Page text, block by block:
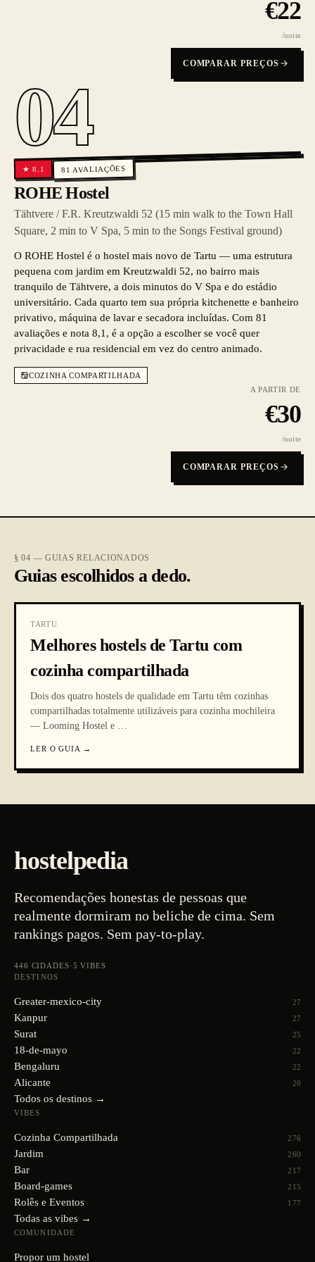
€22
/noite
COMPARAR PREÇOS
04
★8.1 81 AVALIAÇÕES
ROHE Hostel
Tähtvere / F.R. Kreutzwaldi 52 (15 min walk to the Town Hall
Square, 2 min to V Spa, 5 min to the Songs Festival ground)
O ROHE Hostel é o hostel mais novo de Tartu — uma estrutura
pequena com jardim em Kreutzwaldi 52, no bairro mais
tranquilo de Tähtvere, a dois minutos do V Spa e do estádio
universitário. Cada quarto tem sua própria kitchenette e banheiro
privativo, máquina de lavar e secadora incluídas. Com 81
avaliações e nota 8,1, é a opção a escolher se você quer
privacidade e rua residencial em vez do centro animado.
COZINHA COMPARTILHADA
A PARTIR DE
€30
/noite
COMPARAR PREÇOS
§ 04 — GUIAS RELACIONADOS
Guias escolhidos a dedo.
TARTU
Melhores hostels de Tartu com
cozinha compartilhada
Dois dos quatro hostels de qualidade em Tartu têm cozinhas
compartilhadas totalmente utilizáveis para cozinha mochileira
— Looming Hostel e …
LER O GUIA →
hostelpedia
Recomendações honestas de pessoas que
realmente dormiram no beliche de cima. Sem
rankings pagos. Sem pay-to-play.
446 CIDADES·5 VIBES
DESTINOS
Greater-mexico-city 27
Kanpur 27
Surat 25
18-de-mayo 22
Bengaluru 22
Alicante 20
Todos os destinos →
VIBES
Cozinha Compartilhada 276
Jardim 260
Bar 217
Board-games 215
Rolês e Eventos 177
Todas as vibes →
COMUNIDADE
Propor um hostel